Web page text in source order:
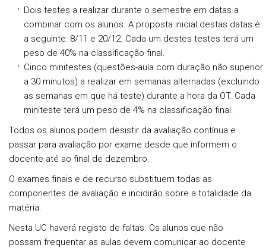
Dois testes a realizar durante o semestre em datas a
combinar com os alunos. A proposta inicial destas datas é
a seguinte: 8/11 e 20/12. Cada um destes testes terá um
peso de 40% na classificação final.
Cinco minitestes (questões-aula com duração não superior
a 30 minutos) a realizar em semanas alternadas (excluindo
as semanas em que há teste) durante a hora da OT. Cada
miniteste terá um peso de 4% na classificação final.
Todos os alunos podem desistir da avaliação contínua e
passar para avaliação por exame desde que informem o
docente até ao final de dezembro.
O exames finais e de recurso substituem todas as
componentes de avaliação e incidirão sobre a totalidade da
matéria.
Nesta UC haverá registo de faltas. Os alunos que não
possam frequentar as aulas devem comunicar ao docente